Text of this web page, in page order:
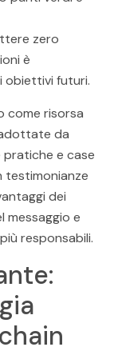
zero
è
obiettivi futuri.
come risorsa
da
e case
testimonianze
dei
messaggio e
responsabili.